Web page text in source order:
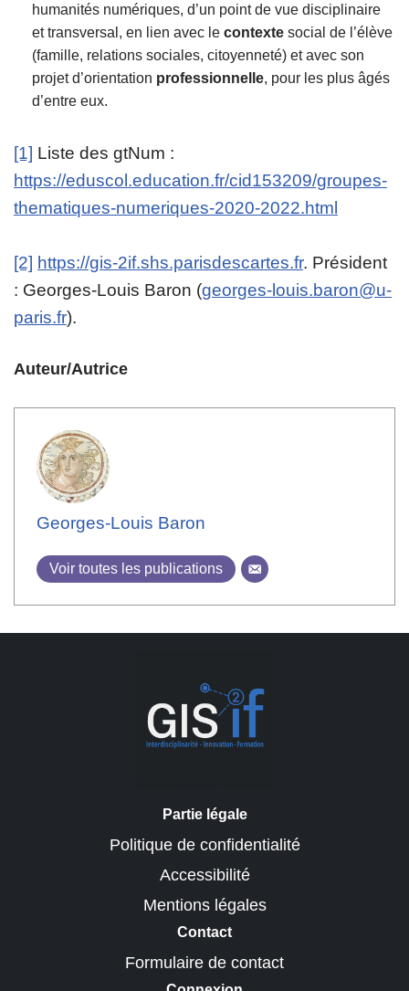
humanités numériques, d’un point de vue disciplinaire
et transversal, en lien avec le contexte social de l’élève
(famille, relations sociales, citoyenneté) et avec son
projet d’orientation professionnelle, pour les plus âgés
d’entre eux.
[1] Liste des gtNum :
https://eduscol.education.fr/cid153209/groupes-
thematiques-numeriques-2020-2022.html
[2] https://gis-2if.shs.parisdescartes.fr. Président
: Georges-Louis Baron (georges-louis.baron@u-
paris.fr).
Auteur/Autrice
Georges-Louis Baron
Voir toutes les publications
Partie légale
Politique de confidentialité
Accessibilité
Mentions légales
Contact
Formulaire de contact